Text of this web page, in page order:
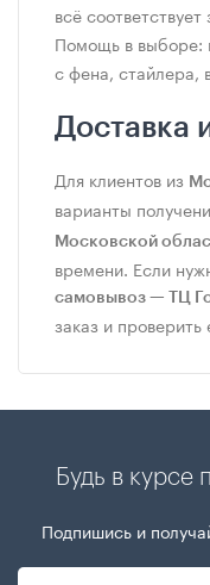
всё соответствует
Помощь в выборе:
с фена, стайлера,
Доставка
Для клиентов из
варианты
Московской
времени. Если
самовывоз — ТЦ
заказ и проверить
Будь в курсе
Подпишись и